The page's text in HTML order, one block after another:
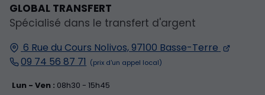
GLOBAL TRANSFERT
Spécialisé dans le transfert d'argent
6 Rue du Cours Nolivos, 97100 Basse-Terre
09 74 56 87 71
Lun - Ven : 08h30 - 15h45